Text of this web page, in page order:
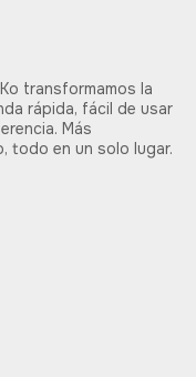
transformamos la
rápida, fácil de usar
Más
todo en un solo lugar.